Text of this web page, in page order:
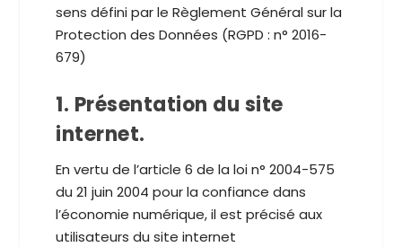
sens défini par le Règlement Général sur la
Protection des Données (RGPD : n° 2016-
679)
1. Présentation du site
internet.
En vertu de l’article 6 de la loi n° 2004-575
du 21 juin 2004 pour la confiance dans
l’économie numérique, il est précisé aux
utilisateurs du site internet